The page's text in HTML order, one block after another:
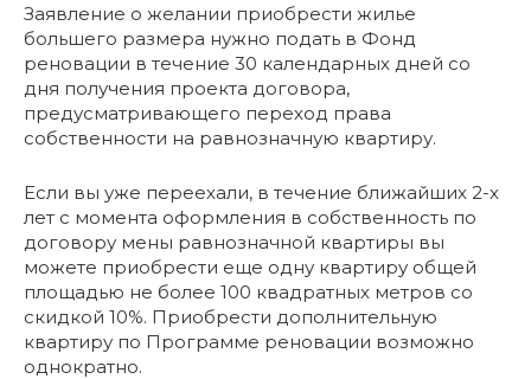
Заявление о желании приобрести жилье
большего размера нужно подать в Фонд
реновации в течение 30 календарных дней со
дня получения проекта договора,
предусматривающего переход права
собственности на равнозначную квартиру.
Если вы уже переехали, в течение ближайших 2-х
лет с момента оформления в собственность по
договору мены равнозначной квартиры вы
можете приобрести еще одну квартиру общей
площадью не более 100 квадратных метров со
скидкой 10%. Приобрести дополнительную
квартиру по Программе реновации возможно
однократно.